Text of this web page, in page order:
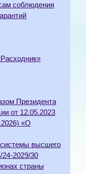
соблюдения
Президента
от 12.05.2023
«О
высшего
24-2029/30
страны